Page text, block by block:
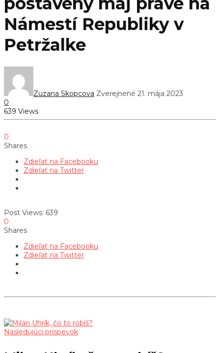
Námestí Republiky v
Petržalke
Zuzana Skopcova Zverejnené 21. mája 2023
0
639 Views
0
Shares
Zdieľať na Facebooku
Zdieľať na Twitter
Post Views: 639
0
Shares
Zdieľať na Facebooku
Zdieľať na Twitter
Nasledujúci príspevok